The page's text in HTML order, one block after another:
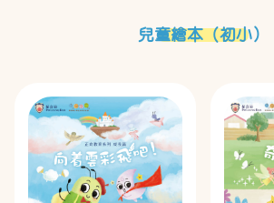
兒童繪本（初小）